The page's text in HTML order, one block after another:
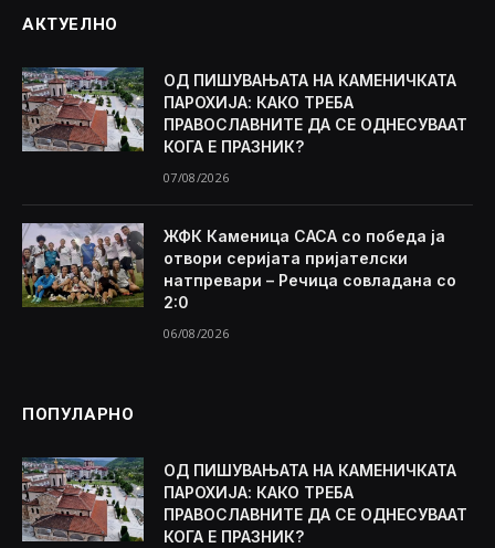
АКТУЕЛНО
ОД ПИШУВАЊАТА НА КАМЕНИЧКАТА
ПАРОХИЈА: КАКО ТРЕБА
ПРАВОСЛАВНИТЕ ДА СЕ ОДНЕСУВААТ
КОГА Е ПРАЗНИК?
07/08/2026
ЖФК Каменица САСА со победа ја
отвори серијата пријателски
натпревари – Речица совладана со
2:0
06/08/2026
ПОПУЛАРНО
ОД ПИШУВАЊАТА НА КАМЕНИЧКАТА
ПАРОХИЈА: КАКО ТРЕБА
ПРАВОСЛАВНИТЕ ДА СЕ ОДНЕСУВААТ
КОГА Е ПРАЗНИК?